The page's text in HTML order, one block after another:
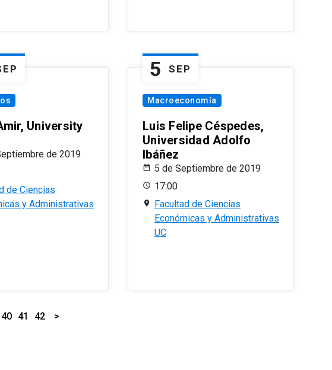
University
de 2019
de Ciencias
y Administrativas
5 SEP
Macroeconomía
Luis Felipe Céspedes,
Universidad Adolfo
Ibáñez
5 de Septiembre de 2019
17:00
Facultad de Ciencias
Económicas y Administrativas
UC
40 41 42 >